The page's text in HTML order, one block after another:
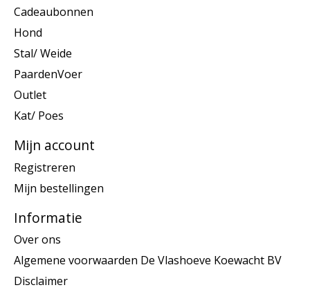
Cadeaubonnen
Hond
Stal/ Weide
PaardenVoer
Outlet
Kat/ Poes
Mijn account
Registreren
Mijn bestellingen
Informatie
Over ons
Algemene voorwaarden De Vlashoeve Koewacht BV
Disclaimer